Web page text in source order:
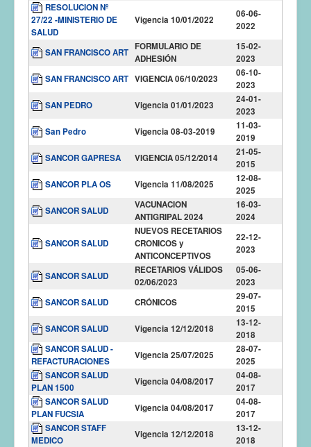
RESOLUCION Nº
27/22 -MINISTERIO DE
SALUD
Vigencia 10/01/2022
06-06-
2022
SAN FRANCISCO ART
FORMULARIO DE
ADHESIÓN
15-02-
2023
SAN FRANCISCO ART VIGENCIA 06/10/2023
06-10-
2023
SAN PEDRO
Vigencia 01/01/2023
24-01-
2023
San Pedro
Vigencia 08-03-2019
11-03-
2019
SANCOR GAPRESA
VIGENCIA 05/12/2014
21-05-
2015
SANCOR PLA OS
Vigencia 11/08/2025
12-08-
2025
SANCOR SALUD
VACUNACION
ANTIGRIPAL 2024
16-03-
2024
SANCOR SALUD
NUEVOS RECETARIOS
CRONICOS y
ANTICONCEPTIVOS
22-12-
2023
SANCOR SALUD
RECETARIOS VÁLIDOS
02/06/2023
05-06-
2023
SANCOR SALUD
CRÓNICOS
29-07-
2015
SANCOR SALUD
Vigencia 12/12/2018
13-12-
2018
SANCOR SALUD -
REFACTURACIONES
Vigencia 25/07/2025
28-07-
2025
SANCOR SALUD
PLAN 1500
Vigencia 04/08/2017
04-08-
2017
SANCOR SALUD
PLAN FUCSIA
Vigencia 04/08/2017
04-08-
2017
SANCOR STAFF
MEDICO
Vigencia 12/12/2018
13-12-
2018